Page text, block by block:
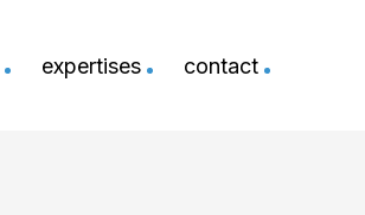
expertises contact